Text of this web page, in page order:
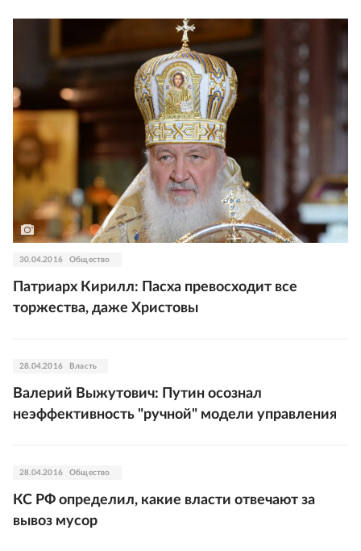
30.04.2016 Общество
Патриарх Кирилл: Пасха превосходит все
торжества, даже Христовы
28.04.2016 Власть
Валерий Выжутович: Путин осознал
неэффективность "ручной" модели управления
28.04.2016 Общество
КС РФ определил, какие власти отвечают за
вывоз мусор